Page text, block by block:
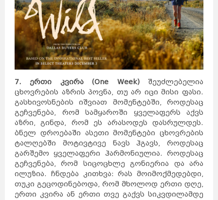
7. ერთი კვირა (One Week)შეუძლებელია
ცხოვრების აზრის პოვნა, თუ არ იცი მისი ფასი.
გასხივოსნების იშვიათ მომენტებში, როდესაც
გეჩვენება, რომ სამყაროში ყველაფერს აქვს
აზრი, გინდა, რომ ეს არასოდეს დასრულდეს.
ბნელ დროებაში ასეთი მომენტები ცხოვრების
ტალღებში მოტივტივე ნავს ჰგავს, როდესაც
გარშემო ყველაფერი ჰარმონიულია. როდესაც
გეჩვენება, რომ სიცოცხლე გონიერია და არა
ილუზია. ჩნდება კითხვა: რას მოიმოქმედებდი,
თუკი გეცოდინებოდა, რომ მხოლოდ ერთი დღე,
ერთი კვირა ან ერთი თვე გაქვს სიკვდილამდე